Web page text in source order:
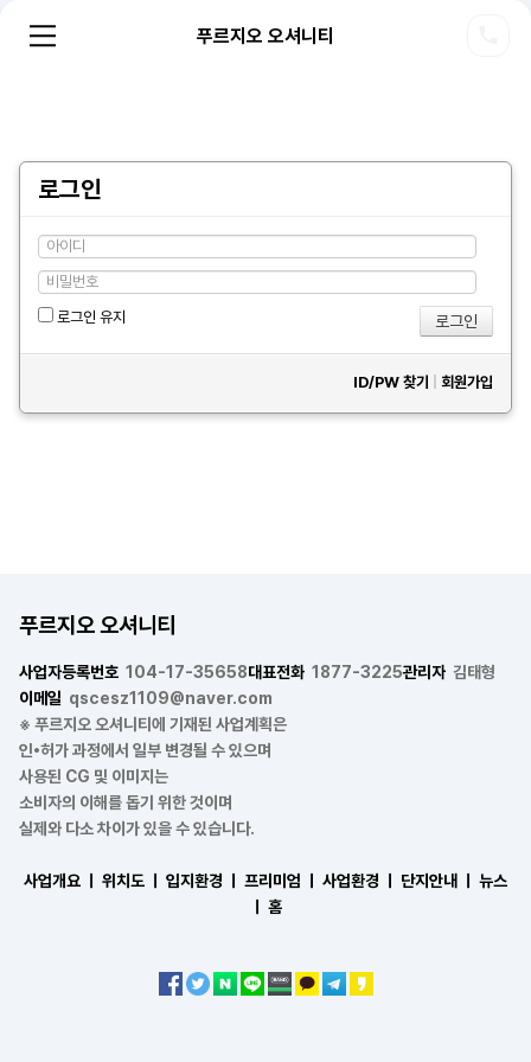
푸르지오 오셔니티
로그인
로그인 유지
ID/PW 찾기 회원가입
푸르지오 오셔니티
사업자등록번호 104-17-35658대표전화 1877-3225관리자 김태형
이메일 qscesz1109@naver.com
※ 푸르지오 오셔니티에 기재된 사업계획은
인•허가 과정에서 일부 변경될 수 있으며
사용된 CG 및 이미지는
소비자의 이해를 돕기 위한 것이며
실제와 다소 차이가 있을 수 있습니다.
사업개요 ㅣ 위치도 ㅣ 입지환경 ㅣ 프리미엄 ㅣ 사업환경 ㅣ 단지안내 ㅣ
뉴스
홈